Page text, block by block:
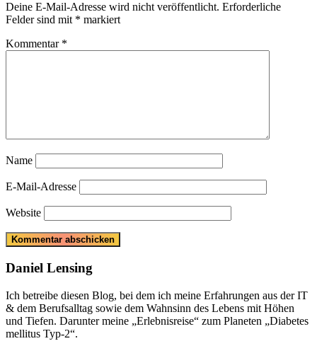
Deine E-Mail-Adresse wird nicht veröffentlicht. Erforderliche
Felder sind mit * markiert
Kommentar *
Name
E-Mail-Adresse
Website
Daniel Lensing
Ich betreibe diesen Blog, bei dem ich meine Erfahrungen aus der IT
& dem Berufsalltag sowie dem Wahnsinn des Lebens mit Höhen
und Tiefen. Darunter meine „Erlebnisreise“ zum Planeten „Diabetes
mellitus Typ-2“.